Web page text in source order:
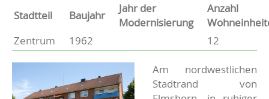
Stammdaten
Basisdaten zur Immobilie
Stadtteil Baujahr
Jahr der
Modernisierung
Anzahl
Zentrum
1962 12
Am nordwestlichen
Stadtrand von